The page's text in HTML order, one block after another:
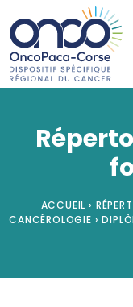
ACCUEIL ›
CANCÉROLOGIE ›
Panneau de gestion